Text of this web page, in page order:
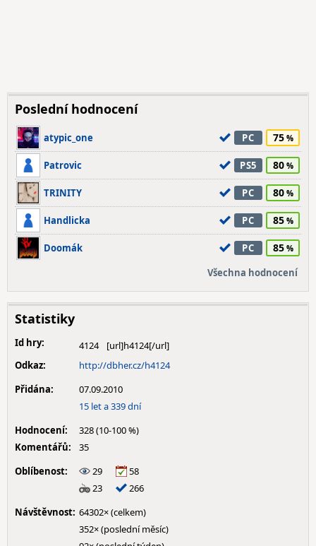
Poslední hodnocení
atypic_one PC 75
Patrovic PS5 80
TRINITY PC 80
Handlicka PC 85
Doomák PC 85
Všechna hodnocení
Statistiky
Id hry:
4124
Odkaz:
http://dbher.cz/h4124
Přidána:
07.09.2010
15 let a 339 dní
Hodnocení:
328 (10-100 %)
Komentářů:
35
Oblíbenost:
29
58
23
266
Návštěvnost: 64302× (celkem)
352× (poslední měsíc)